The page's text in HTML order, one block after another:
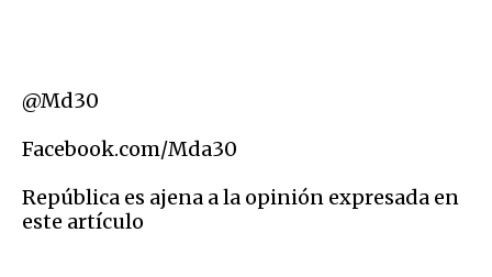
@Md30
Facebook.com/Mda30
República es ajena a la opinión expresada en
este artículo